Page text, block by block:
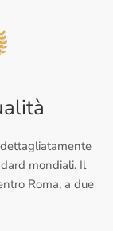
mondiali. Il
Roma, a due